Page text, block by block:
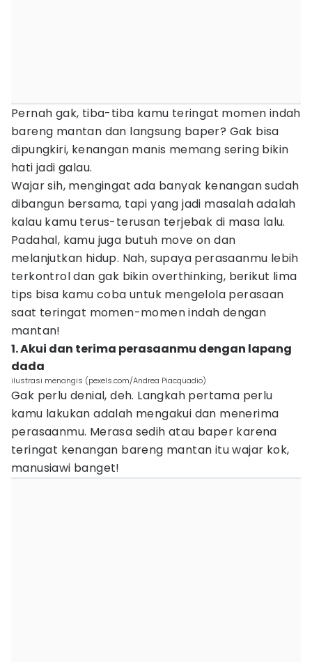
Pernah gak, tiba-tiba kamu teringat momen indah
bareng mantan dan langsung baper? Gak bisa
dipungkiri, kenangan manis memang sering bikin
hati jadi galau.
Wajar sih, mengingat ada banyak kenangan sudah
dibangun bersama, tapi yang jadi masalah adalah
kalau kamu terus-terusan terjebak di masa lalu.
Padahal, kamu juga butuh move on dan
melanjutkan hidup. Nah, supaya perasaanmu lebih
terkontrol dan gak bikin overthinking, berikut lima
tips bisa kamu coba untuk mengelola perasaan
saat teringat momen-momen indah dengan
mantan!
1. Akui dan terima perasaanmu dengan lapang
dada
ilustrasi menangis (pexels.com/Andrea Piacquadio)
Gak perlu denial, deh. Langkah pertama perlu
kamu lakukan adalah mengakui dan menerima
perasaanmu. Merasa sedih atau baper karena
teringat kenangan bareng mantan itu wajar kok,
manusiawi banget!